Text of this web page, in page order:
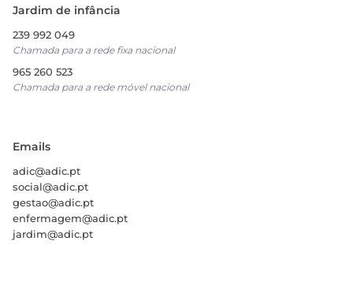
Jardim de infância
239 992 049
Chamada para a rede fixa nacional
965 260 523
Chamada para a rede móvel nacional
Emails
adic@adic.pt
social@adic.pt
gestao@adic.pt
enfermagem@adic.pt
jardim@adic.pt